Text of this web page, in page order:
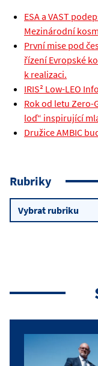
ESA a VAST
Mezinárodní
První mise pod
řízení Evropské
k realizaci.
IRIS² Low-LEO
Rok od letu Zero-
loď“ inspirující
Družice AMBIC
Rubriky
Rubriky